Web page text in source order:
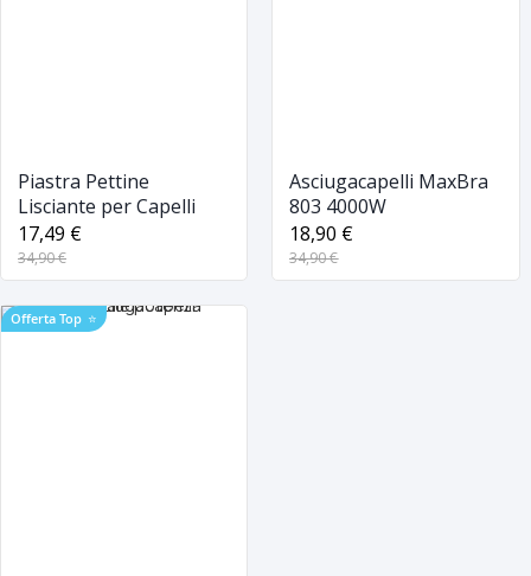
Piastra Pettine
Lisciante per Capelli
17,49 €
34,90 €
Asciugacapelli MaxBra
803 4000W
18,90 €
34,90 €
Offerta Top ⭐